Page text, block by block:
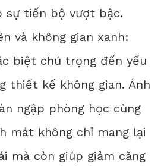
sự tiến bộ vượt bậc.
và không gian xanh:
biệt chú trọng đến yếu
thiết kế không gian. Ánh
ngập phòng học cùng
mát không chỉ mang lại
mà còn giúp giảm căng